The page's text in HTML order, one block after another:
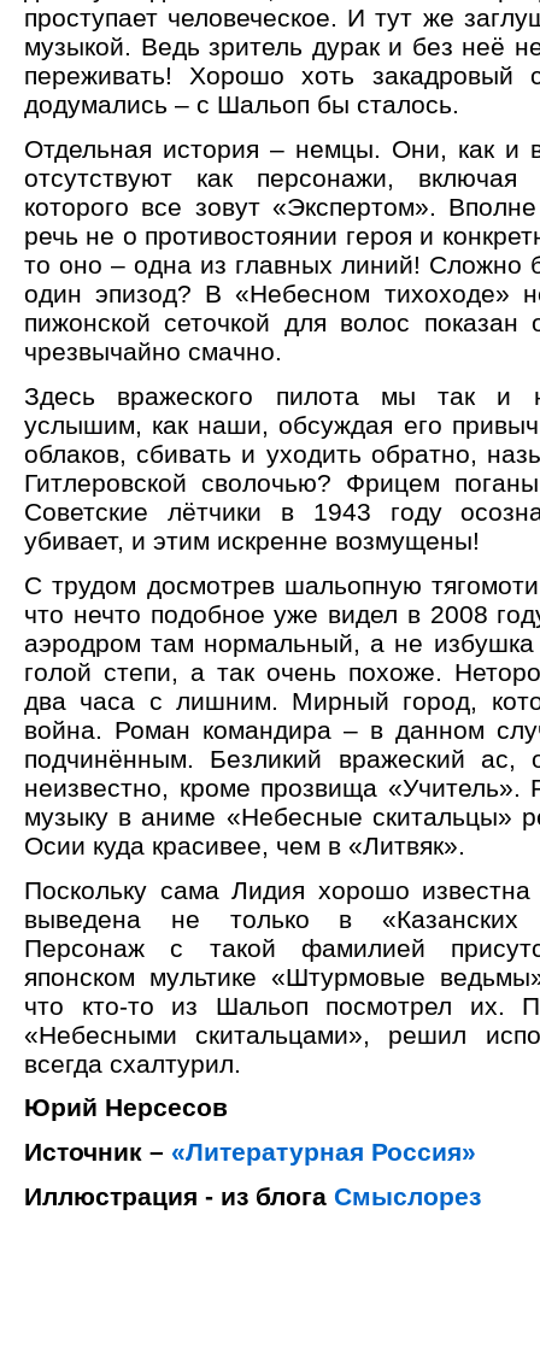
проступает человеческое. И тут же
музыкой. Ведь зритель дурак и без неё
переживать! Хорошо хоть закадровый
додумались – с Шальоп бы сталось.
Отдельная история – немцы. Они, как и
отсутствуют как персонажи,
которого все зовут «Экспертом».
речь не о противостоянии героя и
то оно – одна из главных линий! Сложно
один эпизод? В «Небесном тихоходе»
пижонской сеточкой для волос показан
чрезвычайно смачно.
Здесь вражеского пилота мы так и
услышим, как наши, обсуждая его
облаков, сбивать и уходить обратно,
Гитлеровской сволочью? Фрицем
Советские лётчики в 1943 году
убивает, и этим искренне возмущены!
С трудом досмотрев шальопную
что нечто подобное уже видел в 2008
аэродром там нормальный, а не
голой степи, а так очень похоже.
два часа с лишним. Мирный город,
война. Роман командира – в данном
подчинённым. Безликий вражеский ас,
неизвестно, кроме прозвища «Учитель».
музыку в аниме «Небесные скитальцы»
Осии куда красивее, чем в «Литвяк».
Поскольку сама Лидия хорошо
выведена не только в «Казанских
Персонаж с такой фамилией
японском мультике «Штурмовые
что кто-то из Шальоп посмотрел их.
«Небесными скитальцами», решил
всегда схалтурил.
Юрий Нерсесов
Источник – «Литературная Россия»
Иллюстрация - из блога Смыслорез